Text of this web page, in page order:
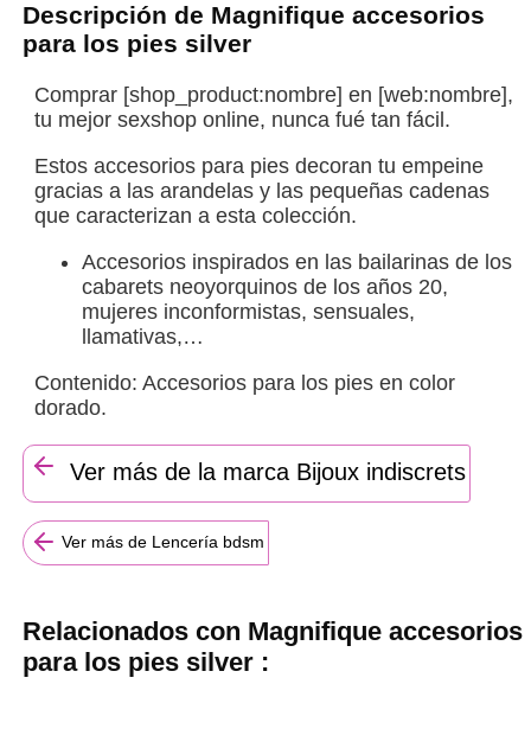
Descripción de Magnifique accesorios
para los pies silver
Comprar [shop_product:nombre] en [web:nombre],
tu mejor sexshop online, nunca fué tan fácil.
Estos accesorios para pies decoran tu empeine
gracias a las arandelas y las pequeñas cadenas
que caracterizan a esta colección.
Accesorios inspirados en las bailarinas de los
cabarets neoyorquinos de los años 20,
mujeres inconformistas, sensuales,
llamativas,…
Contenido: Accesorios para los pies en color
dorado.
Ver más de la marca Bijoux indiscrets
Ver más de Lencería bdsm
Relacionados con Magnifique accesorios
para los pies silver :